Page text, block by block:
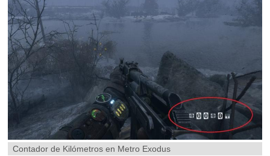
Contador de Kilómetros en Metro Exodus